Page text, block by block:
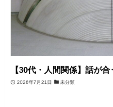
【30代・人間関係】話が
2026年7月21日 未分類